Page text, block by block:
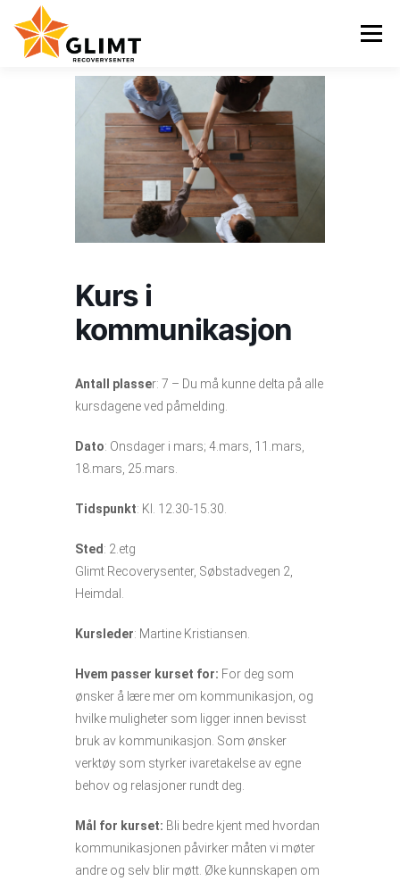
innhold
Meny
NYHETER KALENDER
ENGLISH
Kurs i
kommunikasjon
Antall plasser: 7 – Du må kunne delta på alle
kursdagene ved påmelding.
Dato: Onsdager i mars; 4.mars, 11.mars,
18.mars, 25.mars.
Tidspunkt: Kl. 12.30-15.30.
Sted : 2.etg
Glimt Recoverysenter, Søbstadvegen 2,
Heimdal.
Kursleder: Martine Kristiansen.
Hvem passer kurset for: For deg som
ønsker å lære mer om kommunikasjon, og
hvilke muligheter som ligger innen bevisst
bruk av kommunikasjon. Som ønsker
verktøy som styrker ivaretakelse av egne
behov og relasjoner rundt deg.
Mål for kurset: Bli bedre kjent med hvordan
kommunikasjonen påvirker måten vi møter
andre og selv blir møtt. Øke kunnskapen om